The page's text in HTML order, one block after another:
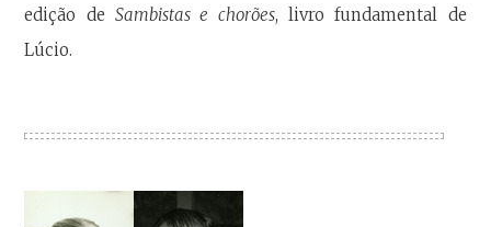
edição deSambistas e chorões, livro fundamental de
Lúcio.